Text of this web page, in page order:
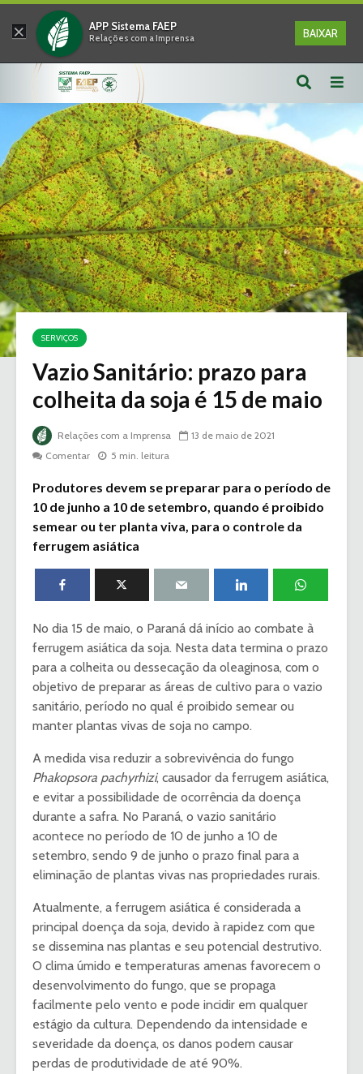
× APP Sistema FAEP
Relações com a Imprensa BAIXAR
SERVIÇOS
Vazio Sanitário: prazo para
colheita da soja é 15 de maio
Relações com a Imprensa
13 de maio de 2021
Comentar
5 min. leitura
Produtores devem se preparar para o período de
10 de junho a 10 de setembro, quando é proibido
semear ou ter planta viva, para o controle da
ferrugem asiática
No dia 15 de maio, o Paraná dá início ao combate à
ferrugem asiática da soja. Nesta data termina o prazo
para a colheita ou dessecação da oleaginosa, com o
objetivo de preparar as áreas de cultivo para o vazio
sanitário, período no qual é proibido semear ou
manter plantas vivas de soja no campo.
A medida visa reduzir a sobrevivência do fungo
Phakopsora pachyrhizi, causador da ferrugem asiática,
e evitar a possibilidade de ocorrência da doença
durante a safra. No Paraná, o vazio sanitário
acontece no período de 10 de junho a 10 de
setembro, sendo 9 de junho o prazo final para a
eliminação de plantas vivas nas propriedades rurais.
Atualmente, a ferrugem asiática é considerada a
principal doença da soja, devido à rapidez com que
se dissemina nas plantas e seu potencial destrutivo.
O clima úmido e temperaturas amenas favorecem o
desenvolvimento do fungo, que se propaga
facilmente pelo vento e pode incidir em qualquer
estágio da cultura. Dependendo da intensidade e
severidade da doença, os danos podem causar
perdas de produtividade de até 90%.